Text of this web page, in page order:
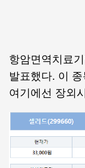
항암면역치료
발표했다. 이
여기에선 장외